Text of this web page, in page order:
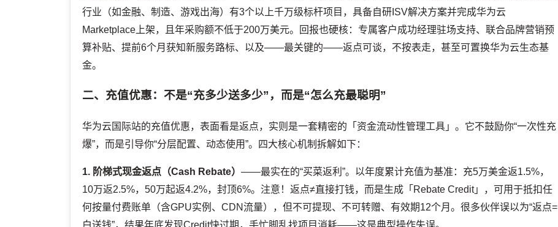
行业（如金融、制造、游戏出海）有3个以上千万级标杆项目，具备自研ISV解决方案并完成华为云
Marketplace上架，且年采购额不低于200万美元。回报也硬核：专属客户成功经理驻场支持、联合品牌营销预
算补贴、提前6个月获知新服务路标、以及——最关键的——返点可谈，不按表走，甚至可置换华为云生态基
金。
二、充值优惠：不是“充多少送多少”，而是“怎么充最聪明”
华为云国际站的充值优惠，表面看是返点，实则是一套精密的「资金流动性管理工具」。它不鼓励你“一次性充
爆”，而是引导你“分层配置、动态使用”。四大核心机制拆解如下：
1. 阶梯式现金返点（Cash Rebate）——最实在的“买菜返利”。以年度累计充值为基准：充5万美金返1.5%，
10万返2.5%，50万起返4.2%，封顶6%。注意！返点≠直接打钱，而是生成「Rebate Credit」，可用于抵扣任
何按量付费账单（含GPU实例、CDN流量），但不可提现、不可转赠、有效期12个月。很多伙伴误以为“返点=